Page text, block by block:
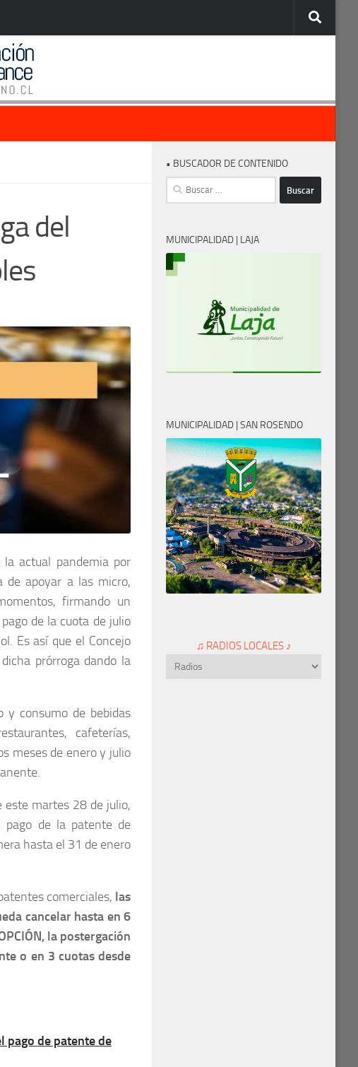
del
la actual pandemia por
de apoyar a las micro,
firmando un
de la cuota de julio
Es así que el Concejo
prórroga dando la
y consumo de bebidas
cafeterías,
meses de enero y julio
este martes 28 de julio,
pago de la patente de
hasta el 31 de enero
comerciales, las
cancelar hasta en 6
la postergación
o en 3 cuotas desde
pago de patente de
• BUSCADOR DE CONTENIDO
Buscar:
MUNICIPALIDAD | LAJA
MUNICIPALIDAD | SAN ROSENDO
♫ RADIOS LOCALES ♪